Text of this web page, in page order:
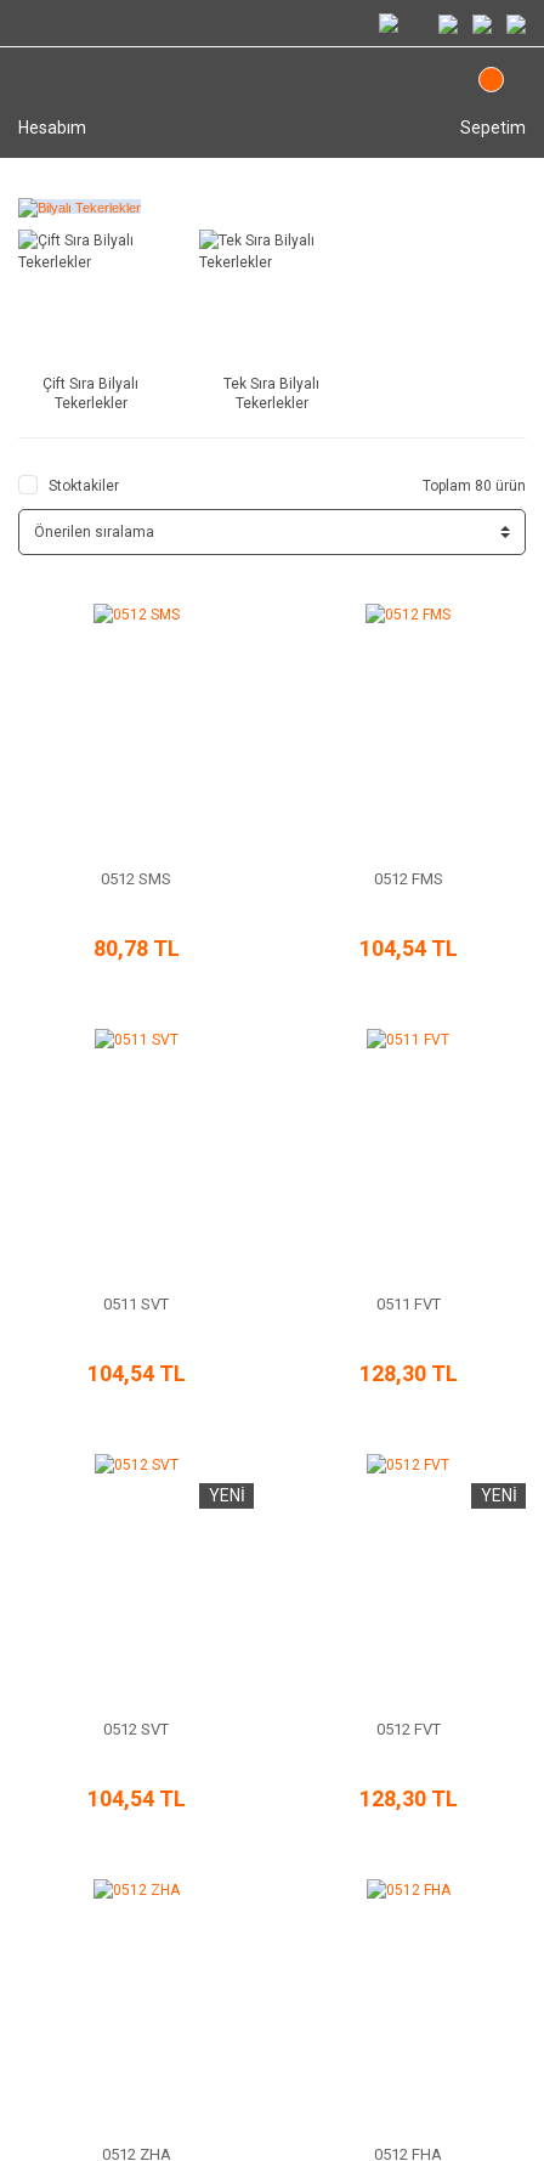
Hesabım Sepetim
Çift Sıra Bilyalı
Tekerlekler
Tek Sıra Bilyalı
Tekerlekler
Stoktakiler Toplam 80 ürün
0512 SMS
80,78 TL
0512 FMS
104,54 TL
0511 SVT
104,54 TL
0511 FVT
128,30 TL
YENİ
0512 SVT
104,54 TL
YENİ
0512 FVT
128,30 TL
0512 ZHA 0512 FHA